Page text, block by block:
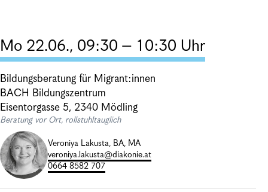
Mo 22.06., 09:30 – 10:30 Uhr
Bildungsberatung für Migrant:innen
BACH Bildungszentrum
Eisentorgasse 5, 2340 Mödling
Beratung vor Ort, rollstuhltauglich
Veroniya Lakusta, BA, MA
veroniya.lakusta@diakonie.at
0664 8582 707